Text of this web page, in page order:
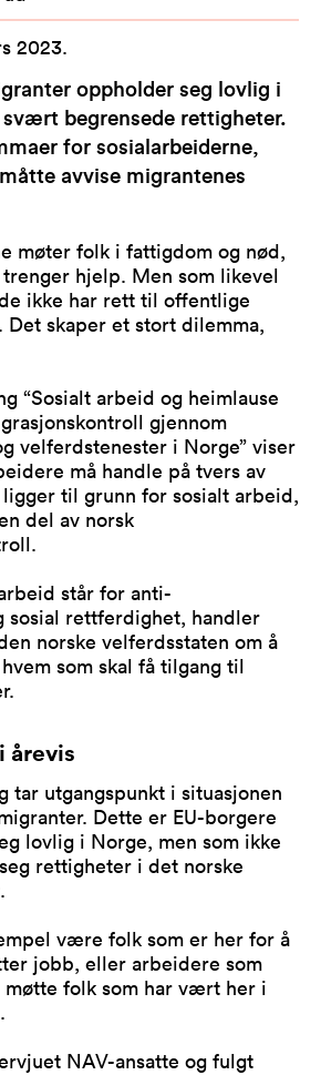
2023.
oppholder seg lovlig i
svært begrensede rettigheter.
for sosialarbeiderne,
avvise migrantenes
møter folk i fattigdom og nød,
hjelp. Men som likevel
ikke har rett til offentlige
Det skaper et stort dilemma,
“Sosialt arbeid og heimlause
gjennom
velferdstenester i Norge” viser
må handle på tvers av
til grunn for sosialt arbeid,
del av norsk
står for anti-
sosial rettferdighet, handler
norske velferdsstaten om å
som skal få tilgang til
årevis
tar utgangspunkt i situasjonen
Dette er EU-borgere
lovlig i Norge, men som ikke
rettigheter i det norske
være folk som er her for å
jobb, eller arbeidere som
folk som har vært her i
NAV-ansatte og fulgt